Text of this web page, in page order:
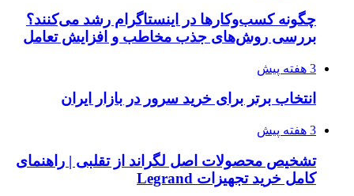
چگونه کسب‌وکارها در اینستاگرام رشد می‌کنند؟
بررسی روش‌های جذب مخاطب و افزایش تعامل
3 هفته پیش
انتخاب برتر برای خرید سرور در بازار ایران
3 هفته پیش
تشخیص محصولات اصل لگراند از تقلبی | راهنمای
کامل خرید تجهیزات Legrand